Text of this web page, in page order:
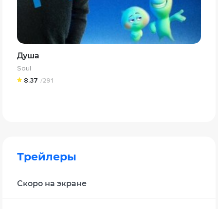
Душа
Soul
8.37 /291
Трейлеры
Скоро на экране